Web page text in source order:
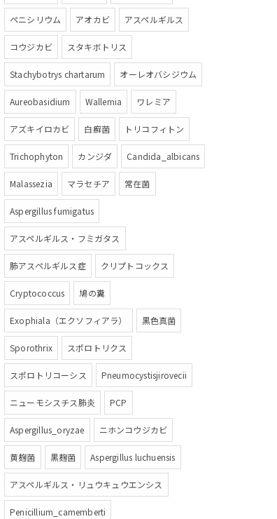
ペニシリウム アオカビ アスペルギルス
コウジカビ スタキボトリス
Stachybotrys chartarum オーレオバシジウム
Aureobasidium Wallemia ワレミア
アズキイロカビ 白癬菌 トリコフィトン
Trichophyton カンジダ Candida_albicans
Malassezia マラセチア 常在菌
Aspergillus fumigatus
アスペルギルス・フミガタス
肺アスペルギルス症 クリプトコックス
Cryptococcus 鳩の糞
Exophiala（エクソフィアラ） 黒色真菌
Sporothrix スポロトリクス
スポロトリコーシス Pneumocystisjirovecii
ニューモシスチス肺炎 PCP
Aspergillus_oryzae ニホンコウジカビ
黄麹菌 黒麹菌 Aspergillus luchuensis
アスペルギルス・リュウキュウエンシス
Penicillium_camemberti